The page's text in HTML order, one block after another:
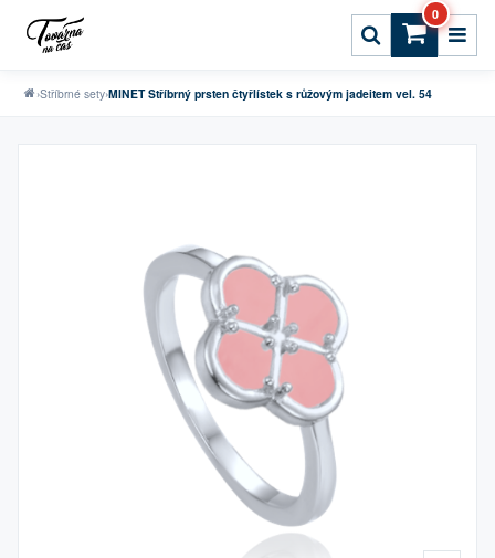
0
›Stříbrné sety›MINET Stříbrný prsten čtyřlístek s růžovým jadeitem vel. 54